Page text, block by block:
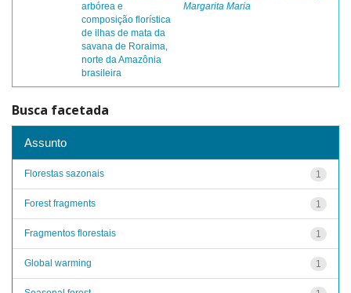
arbórea e
composição florística
de ilhas de mata da
savana de Roraima,
norte da Amazônia
brasileira
Margarita Maria
Busca facetada
Assunto
1
Florestas sazonais
1
Forest fragments
1
Fragmentos florestais
1
Global warming